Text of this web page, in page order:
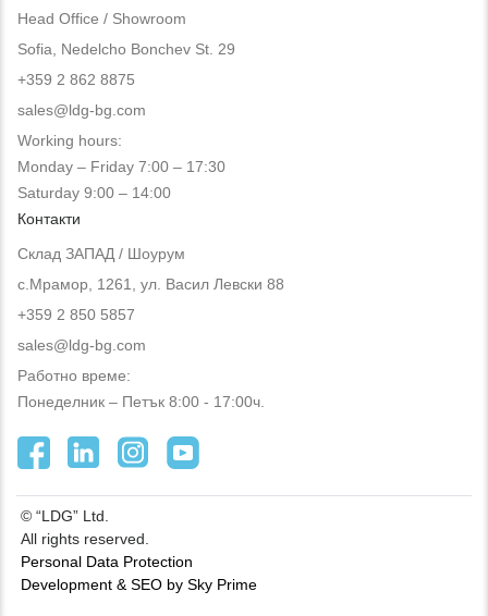
Head Office / Showroom
Sofia, Nedelcho Bonchev St. 29
+359 2 862 8875
sales@ldg-bg.com
Working hours:
Monday – Friday 7:00 – 17:30
Saturday 9:00 – 14:00
Контакти
Склад ЗАПАД / Шоурум
с.Мрамор, 1261, ул. Васил Левски 88
+359 2 850 5857
sales@ldg-bg.com
Работно време:
Понеделник – Петък 8:00 - 17:00ч.
© “LDG” Ltd.
All rights reserved.
Personal Data Protection
Development & SEO by Sky Prime